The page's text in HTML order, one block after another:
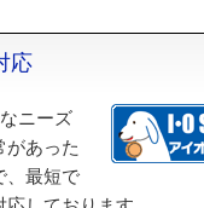
応
ニーズ
があった
、最短で